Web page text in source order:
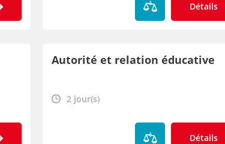
Détails
Autorité et relation éducative
2 jour(s)
Détails